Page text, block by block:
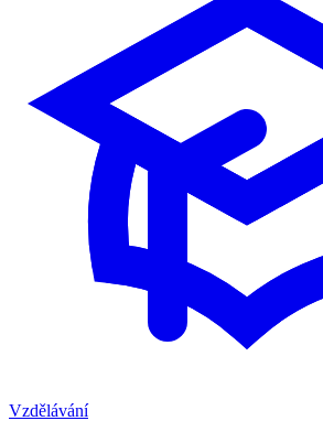
Vzdělávání